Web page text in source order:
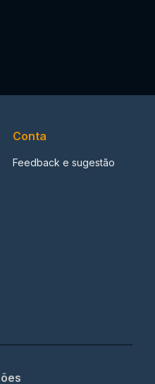
Conta
Feedback e sugestão